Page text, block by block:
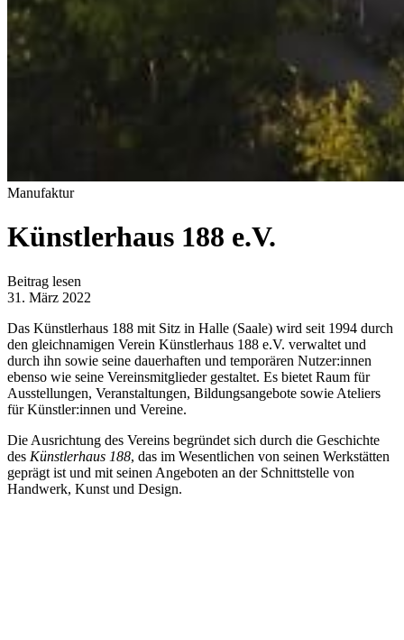
Manufaktur
Künstlerhaus 188 e.V.
Beitrag lesen
31. März 2022
Das Künstlerhaus 188 mit Sitz in Halle (Saale) wird seit 1994 durch
den gleichnamigen Verein Künstlerhaus 188 e.V. verwaltet und
durch ihn sowie seine dauerhaften und temporären Nutzer:innen
ebenso wie seine Vereinsmitglieder gestaltet. Es bietet Raum für
Ausstellungen, Veranstaltungen, Bildungsangebote sowie Ateliers
für Künstler:innen und Vereine.
Die Ausrichtung des Vereins begründet sich durch die Geschichte
des Künstlerhaus 188, das im Wesentlichen von seinen Werkstätten
geprägt ist und mit seinen Angeboten an der Schnittstelle von
Handwerk, Kunst und Design.